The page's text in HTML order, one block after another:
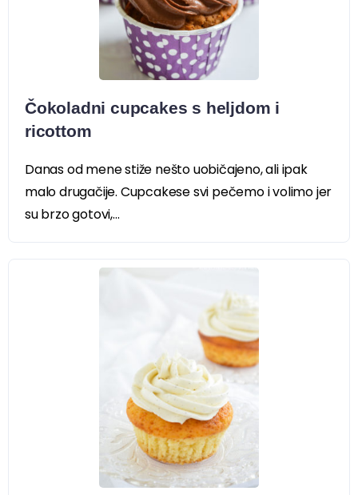
Čokoladni cupcakes s heljdom i
ricottom
Danas od mene stiže nešto uobičajeno, ali ipak
malo drugačije. Cupcakese svi pečemo i volimo jer
su brzo gotovi,...